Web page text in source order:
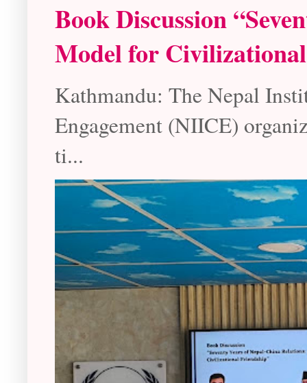
Book Discussion
Model for
Kathmandu: The Nepal
Engagement (NIICE)
ti...